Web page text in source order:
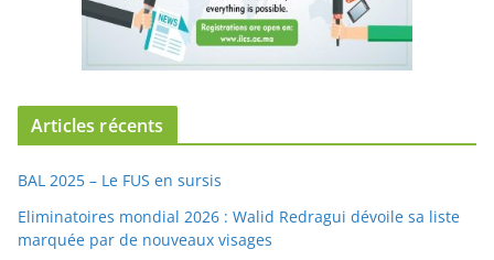
Articles récents
BAL 2025 – Le FUS en sursis
Eliminatoires mondial 2026 : Walid Redragui dévoile sa liste
marquée par de nouveaux visages